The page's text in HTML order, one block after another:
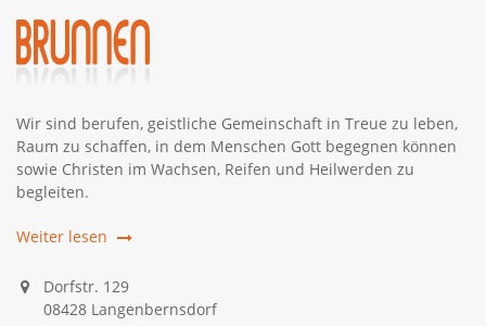
Wir sind berufen, geistliche Gemeinschaft in Treue zu leben,
Raum zu schaffen, in dem Menschen Gott begegnen können
sowie Christen im Wachsen, Reifen und Heilwerden zu
begleiten.
Weiter lesen
Dorfstr. 129
08428 Langenbernsdorf